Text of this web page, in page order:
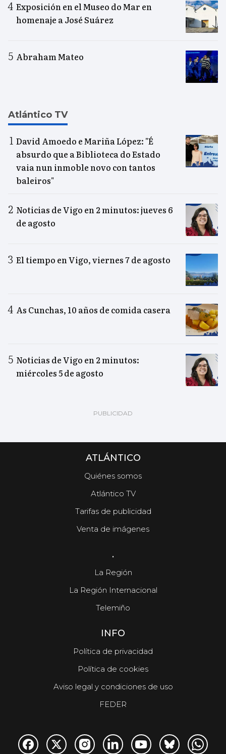
Exposición en el Museo do Mar en
homenaje a José Suárez
Abraham Mateo
Atlántico TV
David Amoedo e Mariña López: "É
absurdo que a Biblioteca do Estado
vaia nun inmoble novo con tantos
baleiros"
Noticias de Vigo en 2 minutos: jueves 6
de agosto
El tiempo en Vigo, viernes 7 de agosto
As Cunchas, 10 años de comida casera
Noticias de Vigo en 2 minutos:
miércoles 5 de agosto
ATLÁNTICO
Quiénes somos
Atlántico TV
Tarifas de publicidad
Venta de imágenes
.
La Región
La Región Internacional
Telemiño
INFO
Política de privacidad
Política de cookies
Aviso legal y condiciones de uso
FEDER